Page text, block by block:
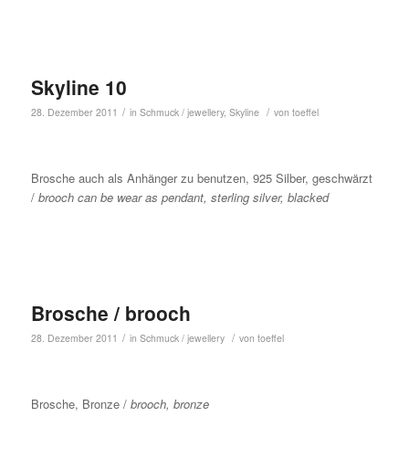
Skyline 10
28. Dezember 2011 / in Schmuck / jewellery, Skyline / von toeffel
Brosche auch als Anhänger zu benutzen, 925 Silber, geschwärzt
/brooch can be wear as pendant, sterling silver, blacked
Brosche / brooch
28. Dezember 2011 / in Schmuck / jewellery / von toeffel
Brosche, Bronze /brooch, bronze